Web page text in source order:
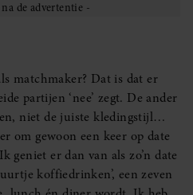
matchmaker? Dat is dat er
partijen ‘nee’ zegt. De ander
niet de juiste kledingstijl…
om gewoon een keer op date
geniet er dan van als zo’n date
koffiedrinken’, een zeven